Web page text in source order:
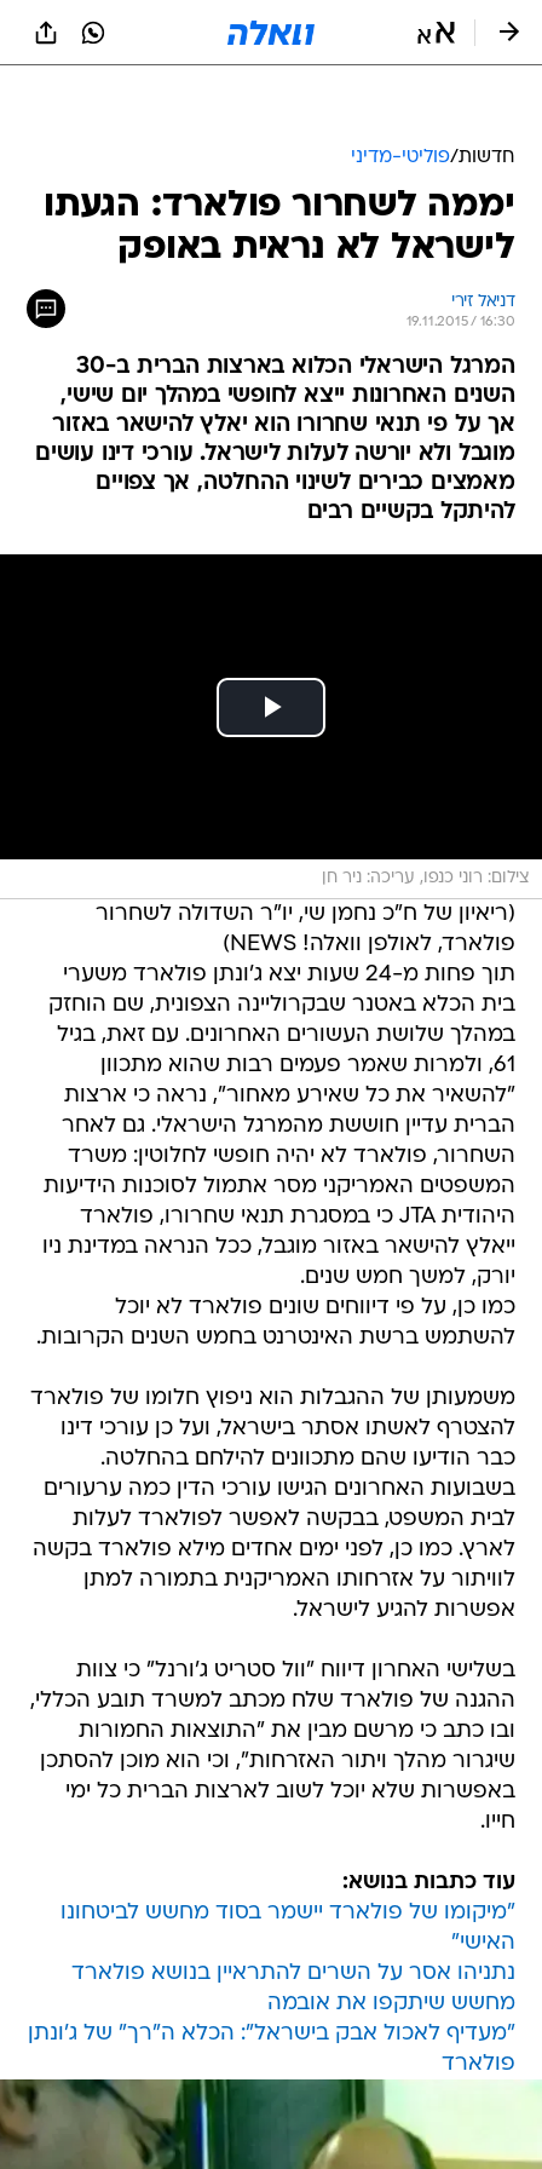
חדשות/פוליטי-מדיני
יממה לשחרור פולארד: הגעתו
לישראל לא נראית באופק
דניאל זירי
19.11.2015 / 16:30
המרגל הישראלי הכלוא בארצות הברית ב-30
השנים האחרונות ייצא לחופשי במהלך יום שישי,
אך על פי תנאי שחרורו הוא יאלץ להישאר באזור
מוגבל ולא יורשה לעלות לישראל. עורכי דינו עושים
מאמצים כבירים לשינוי ההחלטה, אך צפויים
להיתקל בקשיים רבים
צילום: רוני כנפו, עריכה: ניר חן
(ריאיון של ח"כ נחמן שי, יו"ר השדולה לשחרור
פולארד, לאולפן וואלה! NEWS)
תוך פחות מ-24 שעות יצא ג'ונתן פולארד משערי
בית הכלא באטנר שבקרוליינה הצפונית, שם הוחזק
במהלך שלושת העשורים האחרונים. עם זאת, בגיל
61, ולמרות שאמר פעמים רבות שהוא מתכוון
"להשאיר את כל שאירע מאחור", נראה כי ארצות
הברית עדיין חוששת מהמרגל הישראלי. גם לאחר
השחרור, פולארד לא יהיה חופשי לחלוטין: משרד
המשפטים האמריקני מסר אתמול לסוכנות הידיעות
היהודית JTA כי במסגרת תנאי שחרורו, פולארד
ייאלץ להישאר באזור מוגבל, ככל הנראה במדינת ניו
יורק, למשך חמש שנים.
כמו כן, על פי דיווחים שונים פולארד לא יוכל
להשתמש ברשת האינטרנט בחמש השנים הקרובות.
משמעותן של ההגבלות הוא ניפוץ חלומו של פולארד
להצטרף לאשתו אסתר בישראל, ועל כן עורכי דינו
כבר הודיעו שהם מתכוונים להילחם בהחלטה.
בשבועות האחרונים הגישו עורכי הדין כמה ערעורים
לבית המשפט, בבקשה לאפשר לפולארד לעלות
לארץ. כמו כן, לפני ימים אחדים מילא פולארד בקשה
לוויתור על אזרחותו האמריקנית בתמורה למתן
אפשרות להגיע לישראל.
בשלישי האחרון דיווח "וול סטריט ג'ורנל" כי צוות
ההגנה של פולארד שלח מכתב למשרד תובע הכללי,
ובו כתב כי מרשם מבין את "התוצאות החמורות
שיגרור מהלך ויתור האזרחות", וכי הוא מוכן להסתכן
באפשרות שלא יוכל לשוב לארצות הברית כל ימי
חייו.
עוד כתבות בנושא:
"מיקומו של פולארד יישמר בסוד מחשש לביטחונו
האישי"
נתניהו אסר על השרים להתראיין בנושא פולארד
מחשש שיתקפו את אובמה
"מעדיף לאכול אבק בישראל": הכלא ה"רך" של ג'ונתן
פולארד